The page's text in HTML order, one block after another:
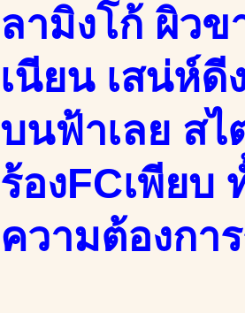
ลามิงโก้ ผิว
เนียน เสน่ห์
บนฟ้าเลย ส
ร้องFCเพียบ
ความต้องกา